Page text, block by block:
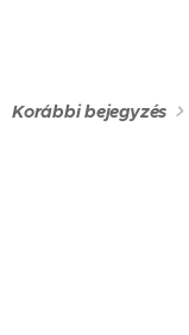
Korábbi bejegyzés